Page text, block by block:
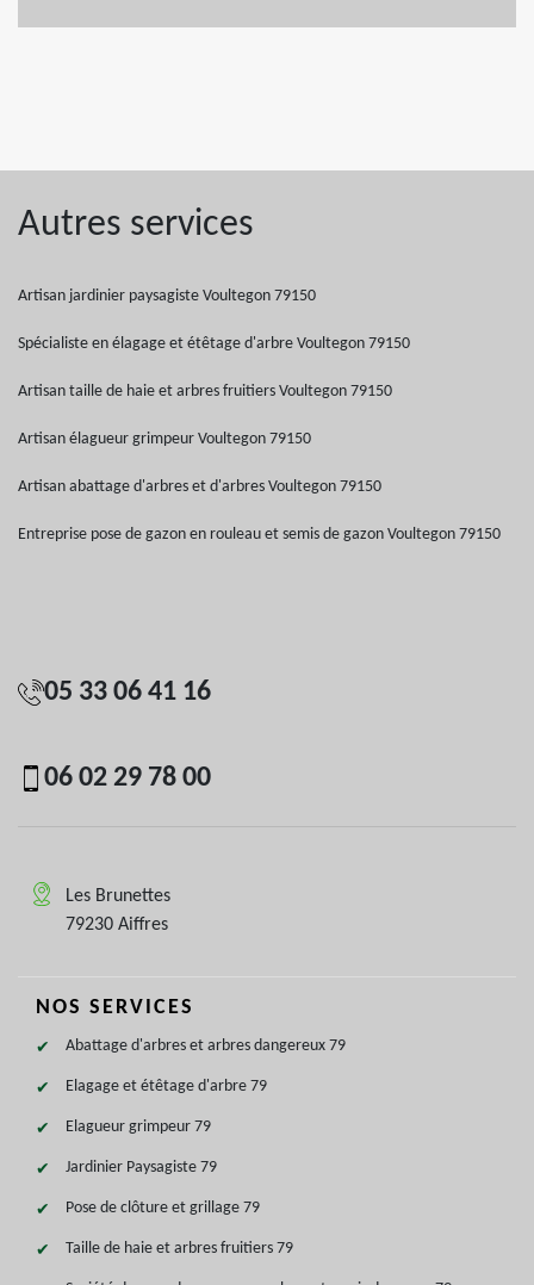
Autres services
Artisan jardinier paysagiste Voultegon 79150
Spécialiste en élagage et étêtage d'arbre Voultegon 79150
Artisan taille de haie et arbres fruitiers Voultegon 79150
Artisan élagueur grimpeur Voultegon 79150
Artisan abattage d'arbres et d'arbres Voultegon 79150
Entreprise pose de gazon en rouleau et semis de gazon Voultegon 79150
05 33 06 41 16
06 02 29 78 00
Les Brunettes
79230 Aiffres
NOS SERVICES
Abattage d'arbres et arbres dangereux 79
Elagage et étêtage d'arbre 79
Elagueur grimpeur 79
Jardinier Paysagiste 79
Pose de clôture et grillage 79
Taille de haie et arbres fruitiers 79